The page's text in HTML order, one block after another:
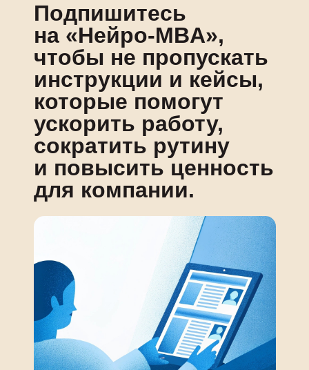
Подпишитесь
на «Нейро-MBA»,
чтобы не пропускать
инструкции и кейсы,
которые помогут
ускорить работу,
сократить рутину
и повысить ценность
для компании.